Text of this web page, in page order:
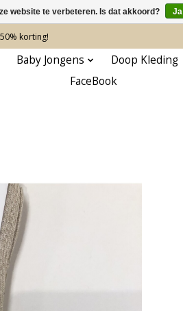
korting!
Baby Jongens Doop Kleding
FaceBook
website te verbeteren. Is dat akkoord? Ja